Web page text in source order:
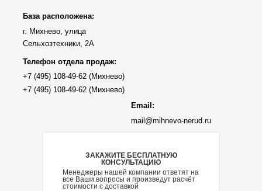
База расположена:
г. Михнево, улица
Сельхозтехники, 2А
Телефон отдела продаж:
Email:
mail@mihnevo-nerud.ru
ЗАКАЖИТЕ БЕСПЛАТНУЮ
КОНСУЛЬТАЦИЮ
Менеджеры нашей компании ответят на
все Ваши вопросы и произведут расчёт
стоимости с доставкой